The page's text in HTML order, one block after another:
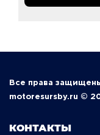
Все права
motoresursby.ru ©
КОНТАКТЫ